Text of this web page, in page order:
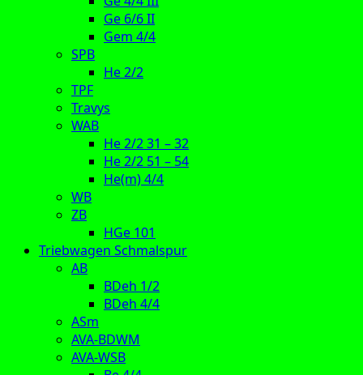
Ge 6/6 II
Gem 4/4
SPB
He 2/2
TPF
Travys
WAB
He 2/2 31 – 32
He 2/2 51 – 54
He(m) 4/4
WB
ZB
HGe 101
Triebwagen Schmalspur
AB
BDeh 1/2
BDeh 4/4
ASm
AVA-BDWM
AVA-WSB